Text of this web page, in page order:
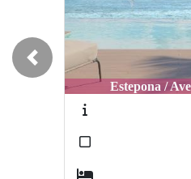
Estepona /
Previous